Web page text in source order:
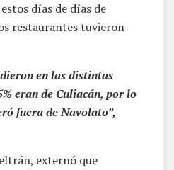
días de días de
restaurantes tuvieron
en las distintas
eran de Culiacán, por lo
fuera de Navolato”,
externó que